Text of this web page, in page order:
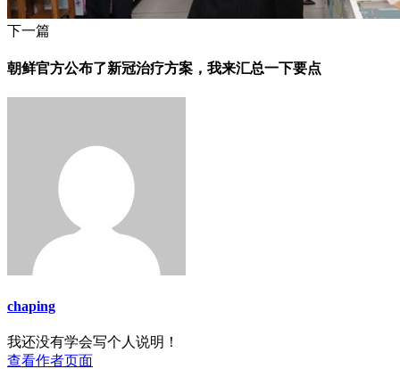
下一篇
朝鲜官方公布了新冠治疗方案，我来汇总一下要点
chaping
我还没有学会写个人说明！
查看作者页面